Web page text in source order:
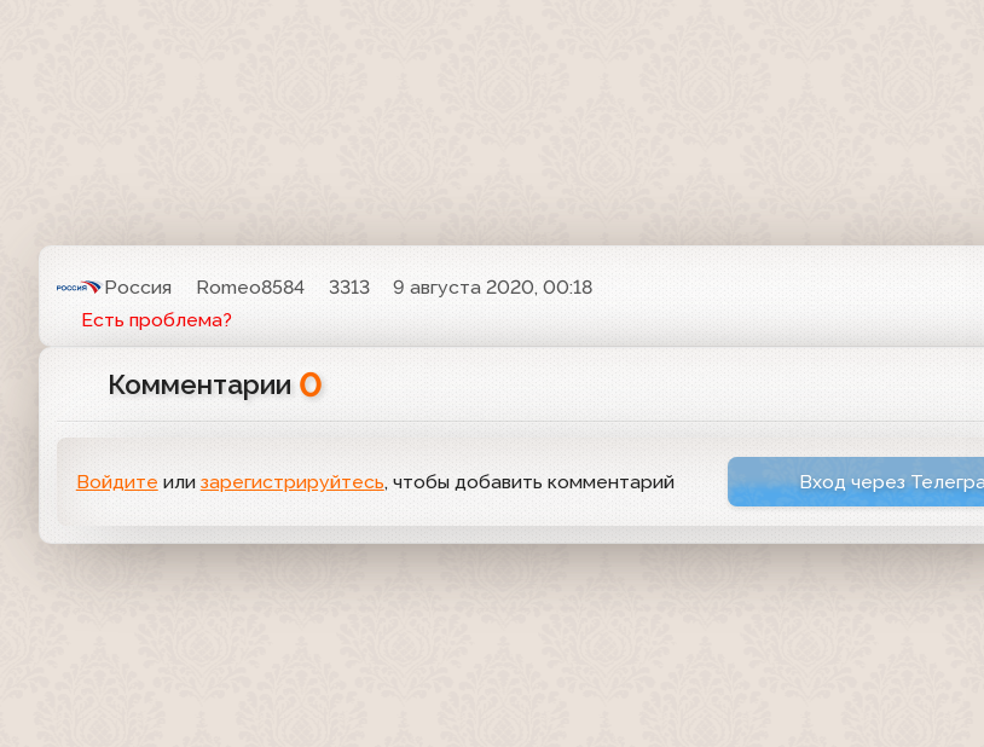
Россия Romeo8584 3313
9 августа 2020, 00:18
Есть проблема?
Комментарии 0
Войдите или зарегистрируйтесь, чтобы добавить комментарий Вход через